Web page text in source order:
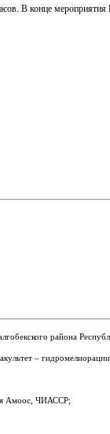
В конце
района
–
Амоос, ЧИАССР;